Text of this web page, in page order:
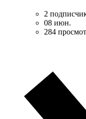
2
08 июн.
284